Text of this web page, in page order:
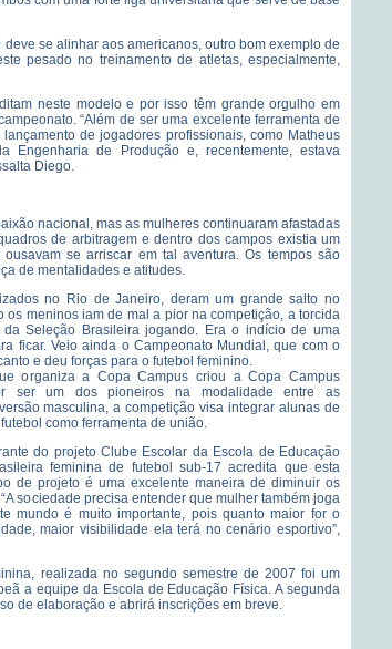
se alinhar aos americanos, outro bom exemplo de
pesado no treinamento de atletas, especialmente,
neste modelo e por isso têm grande orgulho em
“Além de ser uma excelente ferramenta de
de jogadores profissionais, como Matheus
Engenharia de Produção e, recentemente, estava
Diego.
nacional, mas as mulheres continuaram afastadas
de arbitragem e dentro dos campos existia um
se arriscar em tal aventura. Os tempos são
de mentalidades e atitudes.
no Rio de Janeiro, deram um grande salto no
meninos iam de mal a pior na competição, a torcida
Seleção Brasileira jogando. Era o indício de uma
ficar. Veio ainda o Campeonato Mundial, que com o
e deu forças para o futebol feminino.
organiza a Copa Campus criou a Copa Campus
ser um dos pioneiros na modalidade entre as
masculina, a competição visa integrar alunas de
como ferramenta de união.
do projeto Clube Escolar da Escola de Educação
feminina de futebol sub-17 acredita que esta
de projeto é uma excelente maneira de diminuir os
sociedade precisa entender que mulher também joga
mundo é muito importante, pois quanto maior for o
maior visibilidade ela terá no cenário esportivo”,
realizada no segundo semestre de 2007 foi um
a equipe da Escola de Educação Física. A segunda
de elaboração e abrirá inscrições em breve.